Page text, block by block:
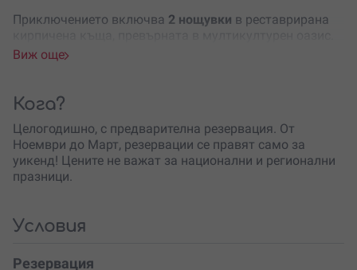
Приключението включва 2 нощувки в реставрирана
Интериорът е вдъхновен от различни кътчета на света,
приготвят вечеря, която няма аналог – не по меню, а
по вдъхновение. Ще опиташ ястия, които съчетават
кулинарни традиции от четири континента– сготвени
специално за теб.
На сутринта те очакват
за преходи, конна езда и посещения на исторически
дигитални писма с интересна информация за региона,
Виж още
Кога?
Целогодишно, с предварителна резервация. От
Ноември до Март, резервации се правят само за
уикенд! Цените не важат за национални и регионални
празници.
Условия
Резервация